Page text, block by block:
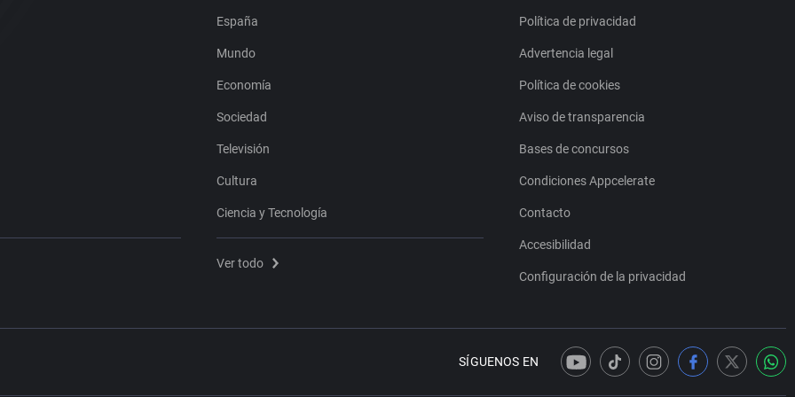
España
Mundo
Economía
Sociedad
Televisión
Cultura
Ciencia y Tecnología
Ver todo
Política de privacidad
Advertencia legal
Política de cookies
Aviso de transparencia
Bases de concursos
Condiciones Appcelerate
Contacto
Accesibilidad
Configuración de la privacidad
SÍGUENOS EN